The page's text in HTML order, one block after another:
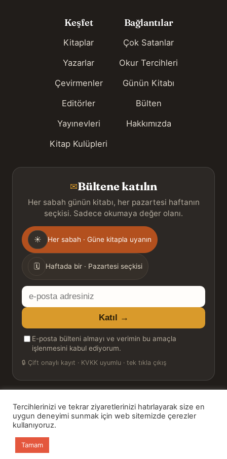
Keşfet
Kitaplar
Yazarlar
Çevirmenler
Editörler
Yayınevleri
Kitap Kulüpleri
Bağlantılar
Çok Satanlar
Okur Tercihleri
Günün Kitabı
Bülten
Hakkımızda
✉Bültene katılın
Her sabah günün kitabı, her pazartesi haftanın
seçkisi. Sadece okumaya değer olanı.
Gönderim
sıklığı
☀ Her sabah · Güne kitapla uyanın
🗓 Haftada bir · Pazartesi seçkisi
E-
posta
adresiniz
Katıl →
E-posta bülteni almayı ve verimin bu amaçla
işlenmesini kabul ediyorum.
🔒 Çift onaylı kayıt · KVKK uyumlu · tek tıkla çıkış
© 2026 Bookinton — Türkiye’nin Kitap Platformu
HT Book Review — webmaster: Hakan Turgay
Tercihlerinizi ve tekrar ziyaretlerinizi hatırlayarak size en
uygun deneyimi sunmak için web sitemizde çerezler
kullanıyoruz.
Tamam